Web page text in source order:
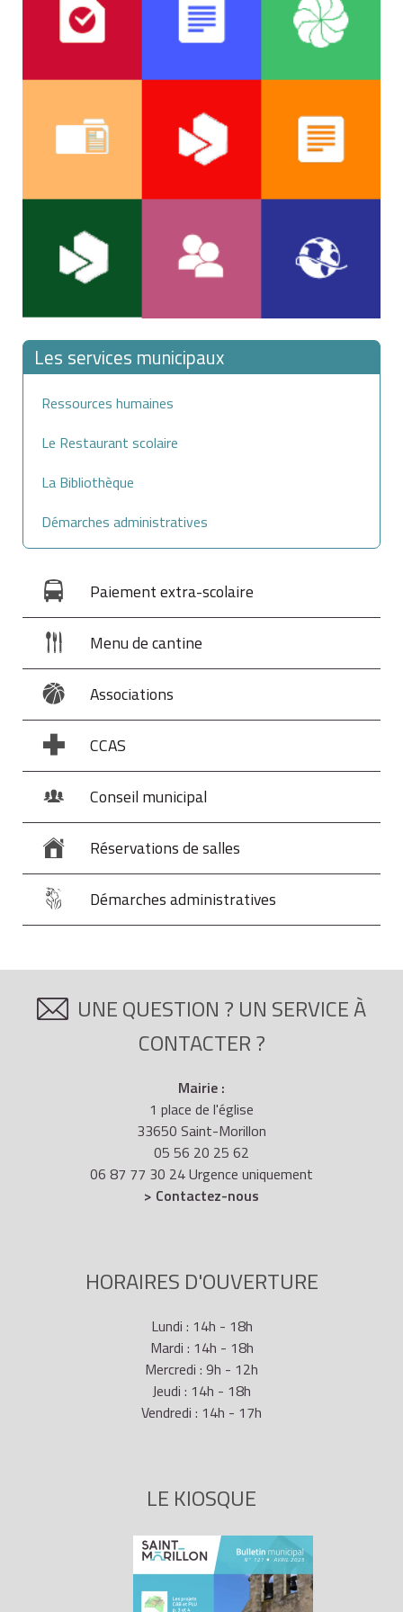
Dans le cas où plusieurs auteurs ont collaboré à sa
création, elle est la propriété commune des coauteurs
droit.
À savoir
le droit d'auteur ne doit pas être confondu avec le
de consultation par des personnes handicapées,
d'analyses, citations, revues de presse, sous
réserve que soient indiqués clairement le nom de
l'auteur et la source.
Les services municipaux
Ressources humaines
Le Restaurant scolaire
La Bibliothèque
Démarches administratives
Paiement extra-scolaire
Menu de cantine
Associations
CCAS
Conseil municipal
Réservations de salles
Démarches administratives
UNE QUESTION ? UN SERVICE À
CONTACTER ?
Mairie :
1 place de l'église
33650 Saint-Morillon
05 56 20 25 62
06 87 77 30 24 Urgence uniquement
> Contactez-nous
HORAIRES D'OUVERTURE
Lundi : 14h - 18h
Mardi : 14h - 18h
Mercredi : 9h - 12h
Jeudi : 14h - 18h
Vendredi : 14h - 17h
LE KIOSQUE